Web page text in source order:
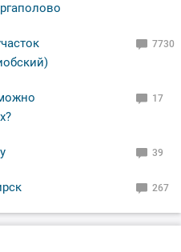
7730
17
39
267